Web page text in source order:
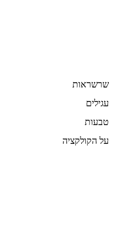
שרשראות
עגילים
טבעות
על הקולקציה